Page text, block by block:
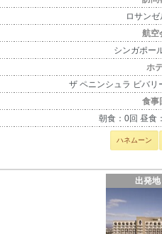
ロサン
航空
シンガポー
ホ
ザ ペニンシュラ ビバ
食事
朝食：0回 昼食
ハネムーン
出発地